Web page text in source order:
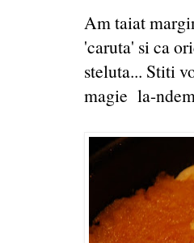
Am taiat
'caruta' si ca
steluta... Stiti
magie la-